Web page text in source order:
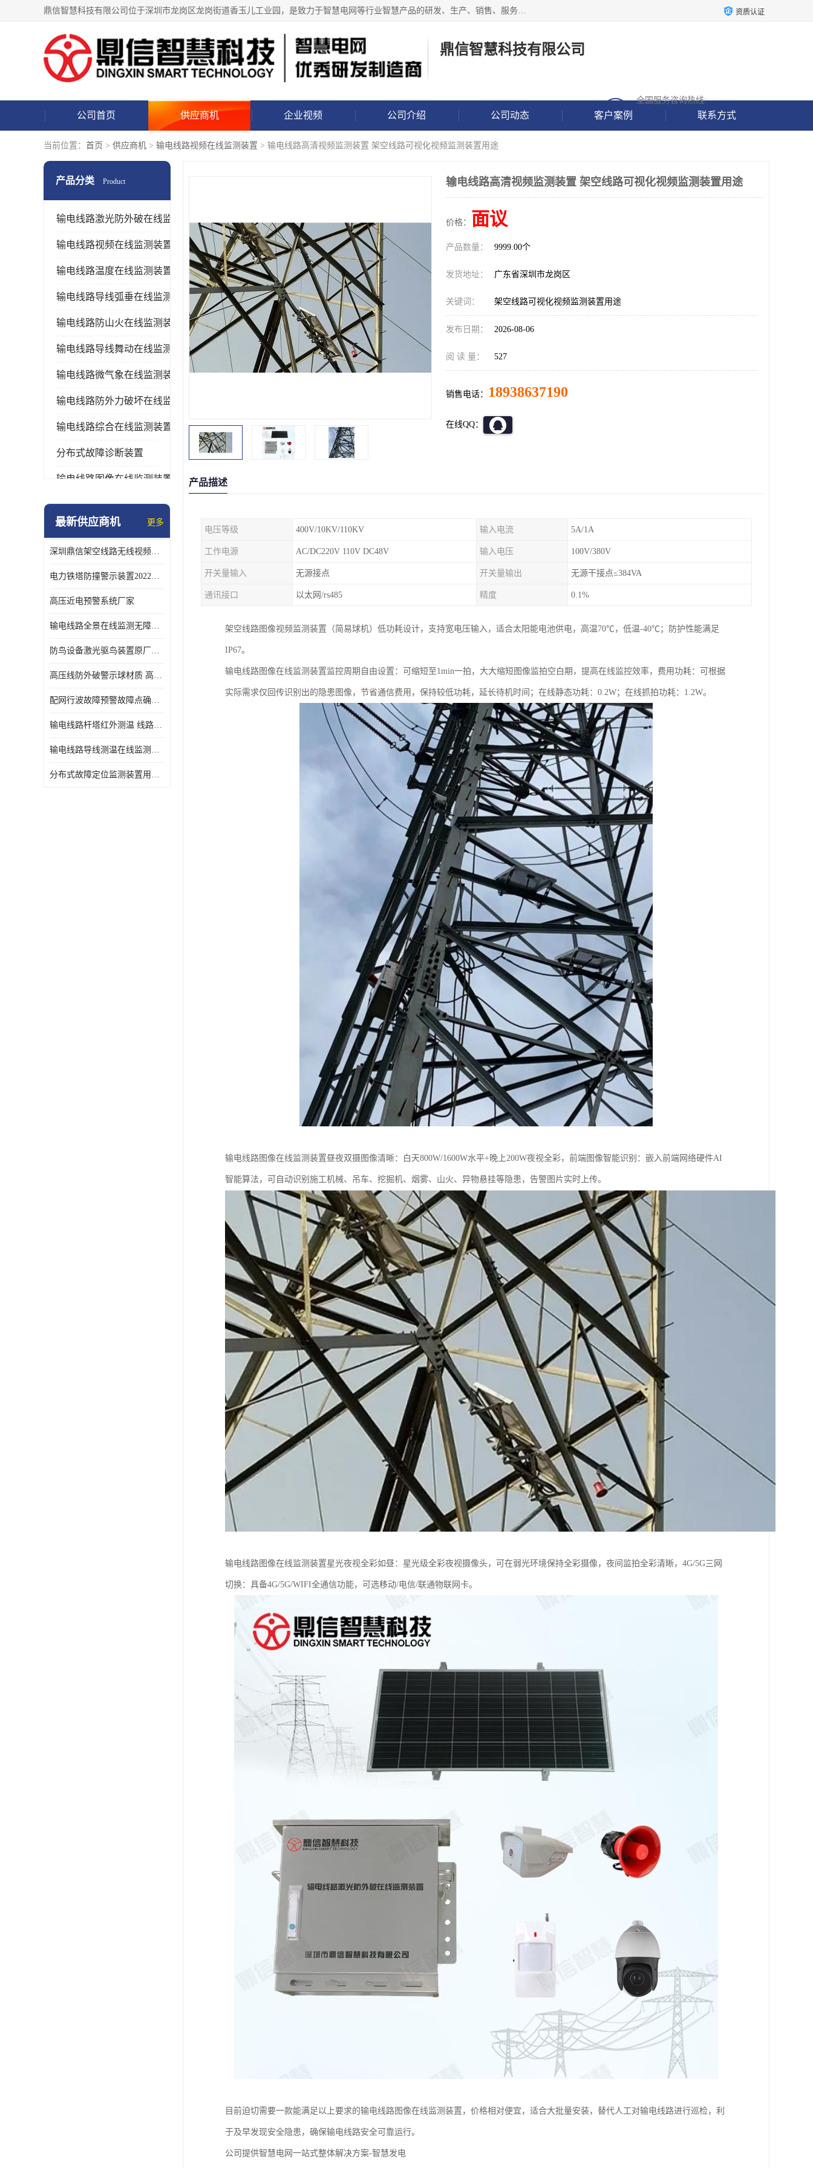
鼎信智慧科技有限公司位于深圳市龙岗区龙岗街道香玉儿工业园，是致力于智慧电网等行业智慧产品的研发、生产、销售、服务于一体的研发制造商，推出的智慧电网系列包括输电线路视频、图像、微云台、分布式故障定位、非接触故障监测、配网行波故障监测、电缆故障监测、防外破、防山火、覆冰、微气象、倾斜、测温、弧垂、舞动监测以及智能地钉、智能标志桩、布控球、警示球、防鸟等产品，已经应用于南网、国网相关现场！ 资质认证
鼎信智慧科技有限公司
全国服务咨询热线:
18938637190
公司首页 供应商机 企业视频 公司介绍 公司动态 客户案例 联系方式
当前位置： 首页 > 供应商机 > 输电线路视频在线监测装置 > 输电线路高清视频监测装置 架空线路可视化视频监测装置用途
产品分类 Product
输电线路激光防外破在线监测装置
输电线路视频在线监测装置
输电线路温度在线监测装置
输电线路导线弧垂在线监测装置
输电线路防山火在线监测装置
输电线路导线舞动在线监测装置
输电线路微气象在线监测装置
输电线路防外力破坏在线监测装置
输电线路综合在线监测装置
分布式故障诊断装置
输电线路图像在线监测装置
最新供应商机 更多
深圳鼎信架空线路无线视频监测系统DX-WPS100-SP各地通用
电力铁塔防撞警示装置2022新报价
高压近电预警系统厂家
输电线路全景在线监测无障碍查看在运线路隐患
防鸟设备激光驱鸟装置原厂供应
高压线防外破警示球材质 高压警示球库存
配网行波故障预警故障点确定装置鼎信厂家材质特性
输电线路杆塔红外测温 线路测温系统参数介绍
输电线路导线测温在线监测装置使用说明 导线温度监测系统
分布式故障定位监测装置用途 线路在线故障定位装置
输电线路高清视频监测装置 架空线路可视化视频监测装置用途
价格： 面议
产品数量： 9999.00个
发货地址： 广东省深圳市龙岗区
关键词： 架空线路可视化视频监测装置用途
发布日期： 2026-08-06
阅 读 量： 527
销售电话： 18938637190
在线QQ：
产品描述
电压等级 400V/10KV/110KV 输入电流 5A/1A
工作电源 AC/DC220V 110V DC48V 输入电压 100V/380V
开关量输入 无源接点 开关量输出 无源干接点≤384VA
通讯接口 以太网/rs485 精度 0.1%
架空线路图像视频监测装置（简易球机）低功耗设计，支持宽电压输入，适合太阳能电池供电，高温70℃，低温-40℃；防护性能满足
IP67。
输电线路图像在线监测装置监控周期自由设置：可缩短至1min一拍，大大缩短图像监拍空白期，提高在线监控效率，费用功耗：可根据
实际需求仅回传识别出的隐患图像，节省通信费用，保持较低功耗，延长待机时间；在线静态功耗：0.2W；在线抓拍功耗：1.2W。
输电线路图像在线监测装置昼夜双摄图像清晰：白天800W/1600W水平+晚上200W夜视全彩，前端图像智能识别：嵌入前端网络硬件AI
智能算法，可自动识别施工机械、吊车、挖掘机、烟雾、山火、异物悬挂等隐患，告警图片实时上传。
输电线路图像在线监测装置星光夜视全彩如昼：星光级全彩夜视摄像头，可在弱光环境保持全彩摄像，夜间监拍全彩清晰，4G/5G三网
切换：具备4G/5G/WIFI全通信功能，可选移动/电信/联通物联网卡。
目前迫切需要一款能满足以上要求的输电线路图像在线监测装置，价格相对便宜，适合大批量安装，替代人工对输电线路进行巡检，利
于及早发现安全隐患，确保输电线路安全可靠运行。
公司提供智慧电网一站式整体解决方案-智慧发电